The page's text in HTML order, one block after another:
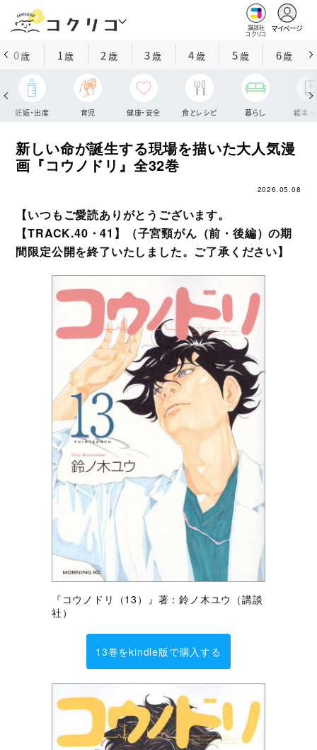
講談社
コクリコ
マイページ
0歳 1歳 2 歳 3歳 4歳 5歳 6歳
妊娠・出産 育児 健康・安全 食とレシピ 暮らし 絵本・
新しい命が誕生する現場を描いた大人気漫
画『コウノドリ』全32巻
2026.05.08
【いつもご愛読ありがとうございます。
【TRACK.40・41】（子宮頸がん（前・後編）の期
間限定公開を終了いたしました。ご了承ください】
『コウノドリ（13）』著：鈴ノ木ユウ（講談
社）
13巻をkindle版で購入する